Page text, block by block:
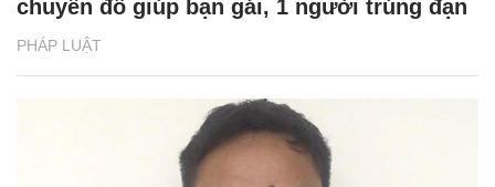
PHÁP LUẬT
chuyển đồ giúp bạn gái, 1 người trúng đạn